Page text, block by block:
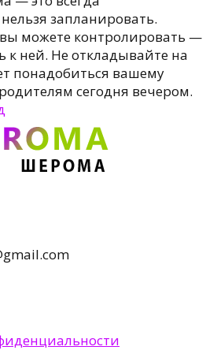
запланировать.
можете контролировать —
к ней. Не откладывайте на
понадобиться вашему
сегодня вечером.